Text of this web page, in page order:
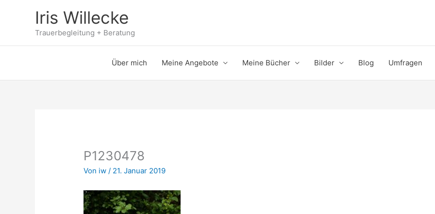
Iris Willecke
Trauerbegleitung + Beratung
Über mich Meine Angebote Meine Bücher Bilder Blog Umfragen
P1230478
Von iw/ 21. Januar 2019